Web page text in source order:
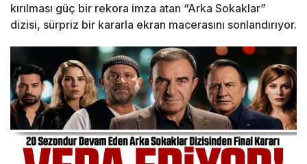
kırılması güç bir rekora imza atan “Arka Sokaklar”
dizisi, sürpriz bir kararla ekran macerasını sonlandırıyor.